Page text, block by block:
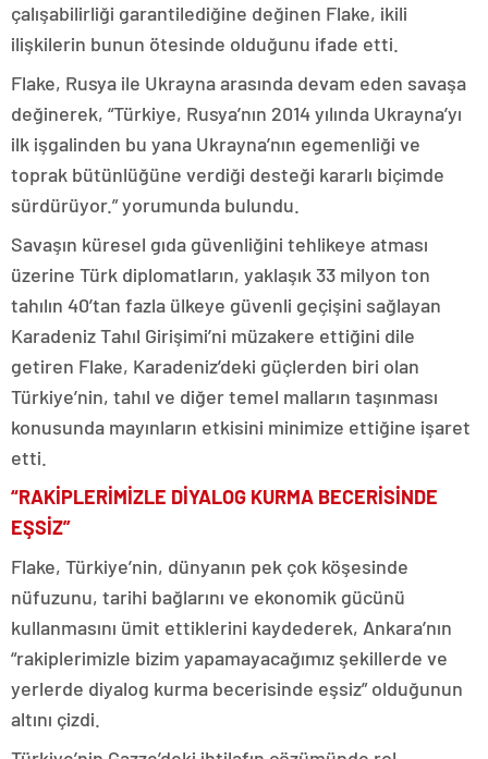
çalışabilirliği garantilediğine değinen Flake, ikili
ilişkilerin bunun ötesinde olduğunu ifade etti.
Flake, Rusya ile Ukrayna arasında devam eden savaşa
değinerek, “Türkiye, Rusya’nın 2014 yılında Ukrayna’yı
ilk işgalinden bu yana Ukrayna’nın egemenliği ve
toprak bütünlüğüne verdiği desteği kararlı biçimde
sürdürüyor.” yorumunda bulundu.
Savaşın küresel gıda güvenliğini tehlikeye atması
üzerine Türk diplomatların, yaklaşık 33 milyon ton
tahılın 40’tan fazla ülkeye güvenli geçişini sağlayan
Karadeniz Tahıl Girişimi’ni müzakere ettiğini dile
getiren Flake, Karadeniz’deki güçlerden biri olan
Türkiye’nin, tahıl ve diğer temel malların taşınması
konusunda mayınların etkisini minimize ettiğine işaret
etti.
“RAKİPLERİMİZLE DİYALOG KURMA BECERİSİNDE
EŞSİZ”
Flake, Türkiye’nin, dünyanın pek çok köşesinde
nüfuzunu, tarihi bağlarını ve ekonomik gücünü
kullanmasını ümit ettiklerini kaydederek, Ankara’nın
“rakiplerimizle bizim yapamayacağımız şekillerde ve
yerlerde diyalog kurma becerisinde eşsiz” olduğunun
altını çizdi.